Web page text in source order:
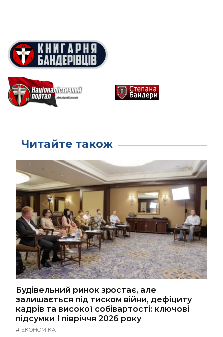
Читайте також
Будівельний ринок зростає, але
залишається під тиском війни, дефіциту
кадрів та високої собівартості: ключові
підсумки І півріччя 2026 року
# ЕКОНОМІКА